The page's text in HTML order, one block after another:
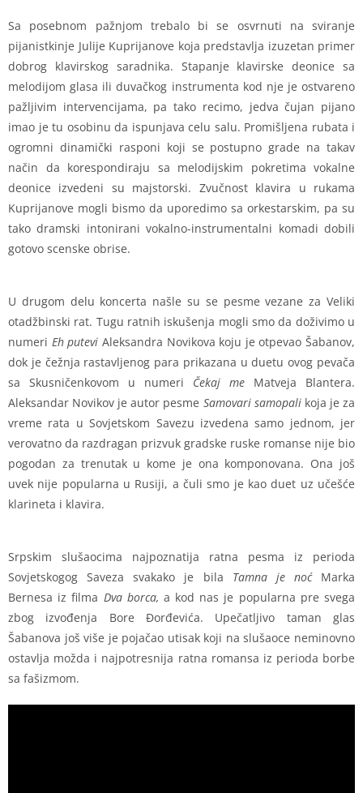
Sa posebnom pažnjom trebalo bi se osvrnuti na sviranje
pijanistkinje Julije Kuprijanove koja predstavlja izuzetan primer
dobrog klavirskog saradnika. Stapanje klavirske deonice sa
melodijom glasa ili duvačkog instrumenta kod nje je ostvareno
pažljivim intervencijama, pa tako recimo, jedva čujan pijano
imao je tu osobinu da ispunjava celu salu. Promišljena rubata i
ogromni dinamički rasponi koji se postupno grade na takav
način da korespondiraju sa melodijskim pokretima vokalne
deonice izvedeni su majstorski. Zvučnost klavira u rukama
Kuprijanove mogli bismo da uporedimo sa orkestarskim, pa su
tako dramski intonirani vokalno-instrumentalni komadi dobili
gotovo scenske obrise.
U drugom delu koncerta našle su se pesme vezane za Veliki
otadžbinski rat. Tugu ratnih iskušenja mogli smo da doživimo u
numeri Eh putevi Aleksandra Novikova koju je otpevao Šabanov,
dok je čežnja rastavljenog para prikazana u duetu ovog pevača
sa Skusničenkovom u numeri Čekaj me Matveja Blantera.
Aleksandar Novikov je autor pesme Samovari samopalikoja je za
vreme rata u Sovjetskom Savezu izvedena samo jednom, jer
verovatno da razdragan prizvuk gradske ruske romanse nije bio
pogodan za trenutak u kome je ona komponovana. Ona još
uvek nije popularna u Rusiji, a čuli smo je kao duet uz učešće
klarineta i klavira.
Srpskim slušaocima najpoznatija ratna pesma iz perioda
Sovjetskogog Saveza svakako je bila Tamna je noćMarka
Bernesa iz filma Dva borca, a kod nas je popularna pre svega
zbog izvođenja Bore Đorđevića. Upečatljivo taman glas
Šabanova još više je pojačao utisak koji na slušaoce neminovno
ostavlja možda i najpotresnija ratna romansa iz perioda borbe
sa fašizmom.